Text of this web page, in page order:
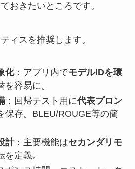
おきたいところです。
ィスを推奨します。
化：アプリ内でモデルIDを環
を容易に。
：回帰テスト用に代表プロン
保存。BLEU/ROUGE等の簡
計：主要機能はセカンダリモ
定義。